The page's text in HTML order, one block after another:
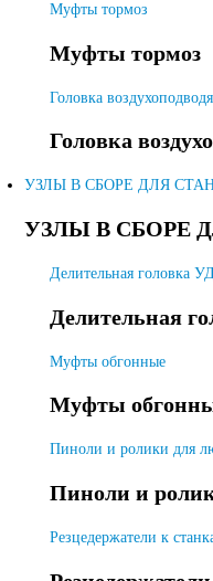
Муфты тормоз
Муфты тормоз
Головка
Головка
УЗЛЫ В СБОРЕ ДЛЯ
УЗЛЫ В СБОРЕ
Делительная головка
Делительная
Муфты обгонные
Муфты
Пиноли и ролики для
Пиноли и
Резцедержатели к